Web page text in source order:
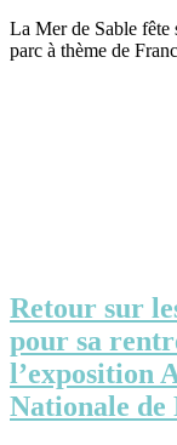
La Mer de Sable fête
parc à thème de
Retour sur
pour sa
l’exposition
Nationale de